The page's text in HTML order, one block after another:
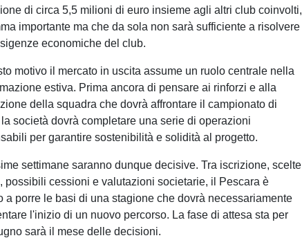
di circa 5,5 milioni di euro insieme agli altri club coinvolti,
importante ma che da sola non sarà sufficiente a risolvere
economiche del club.
motivo il mercato in uscita assume un ruolo centrale nella
estiva. Prima ancora di pensare ai rinforzi e alla
della squadra che dovrà affrontare il campionato di
società dovrà completare una serie di operazioni
per garantire sostenibilità e solidità al progetto.
settimane saranno dunque decisive. Tra iscrizione, scelte
possibili cessioni e valutazioni societarie, il Pescara è
a porre le basi di una stagione che dovrà necessariamente
l'inizio di un nuovo percorso. La fase di attesa sta per
sarà il mese delle decisioni.